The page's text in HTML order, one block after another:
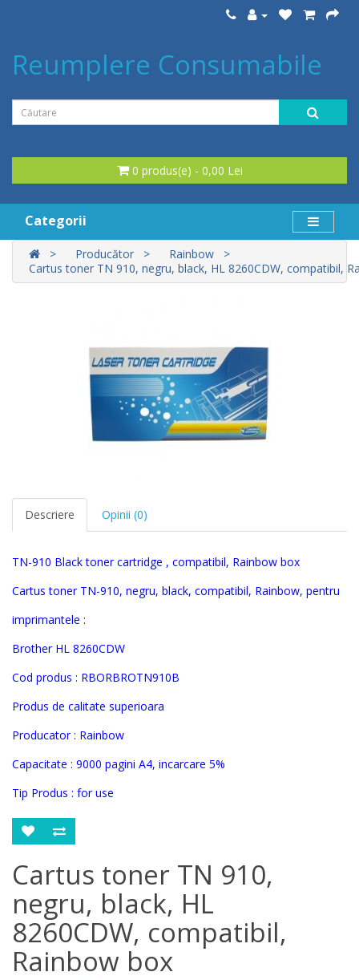
Reumplere Consumabile
0 produs(e) - 0,00 Lei
Categorii
Producător
Rainbow
Cartus toner TN 910, negru, black, HL 8260CDW, compatibil,
Descriere Opinii (0)
TN-910 Blacktoner cartridge , compatibil, Rainbow box
Cartus toner TN-910, negru, black, compatibil, Rainbow, pentru
imprimantele :
Brother HL 8260CDW
Cod produs : RBORBROTN910B
Produs de calitate superioara
Producator : Rainbow
Capacitate : 9000 pagini A4, incarcare 5%
Tip Produs : for use
Cartus toner TN 910,
negru, black, HL
8260CDW, compatibil,
Rainbow box